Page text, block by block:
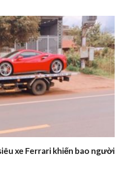
xe Ferrari khiến bao người